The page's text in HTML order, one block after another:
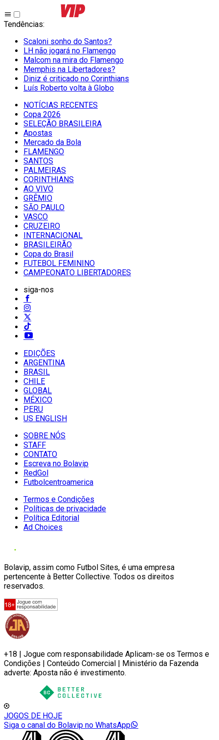
Tendências:
Scaloni sonho do Santos?
LH não jogará no Flamengo
Malcom na mira do Flamengo
Memphis na Libertadores?
Diniz é criticado no Corinthians
Luís Roberto volta à Globo
NOTÍCIAS RECENTES
Copa 2026
SELEÇÃO BRASILEIRA
Apostas
Mercado da Bola
FLAMENGO
SANTOS
PALMEIRAS
CORINTHIANS
AO VIVO
GRÊMIO
SĀO PAULO
VASCO
CRUZEIRO
INTERNACIONAL
BRASILEIRÃO
Copa do Brasil
FUTEBOL FEMININO
CAMPEONATO LIBERTADORES
siga-nos
EDIÇÕES
ARGENTINA
BRASIL
CHILE
GLOBAL
MÉXICO
PERU
US ENGLISH
SOBRE NÓS
STAFF
CONTATO
Escreva no Bolavip
RedGol
Futbolcentroamerica
Termos e Condições
Políticas de privacidade
Política Editorial
Ad Choices
Bolavip, assim como Futbol Sites, é uma empresa
pertencente à Better Collective. Todos os direitos
reservados.
+18 | Jogue com responsabilidade Aplicam-se os Termos e
Condições | Conteúdo Comercial | Ministério da Fazenda
adverte: Aposta não é investimento.
JOGOS DE HOJE
Siga o canal do Bolavip no WhatsApp